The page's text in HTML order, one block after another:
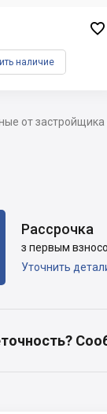

наличие
от
Рассрочка
з первым
Уточнить